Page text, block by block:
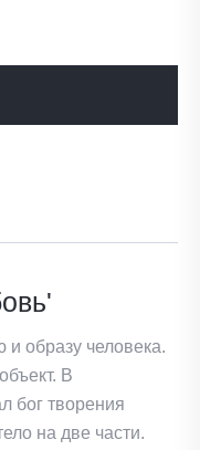
образу человека.
В
бог творения
на две части.